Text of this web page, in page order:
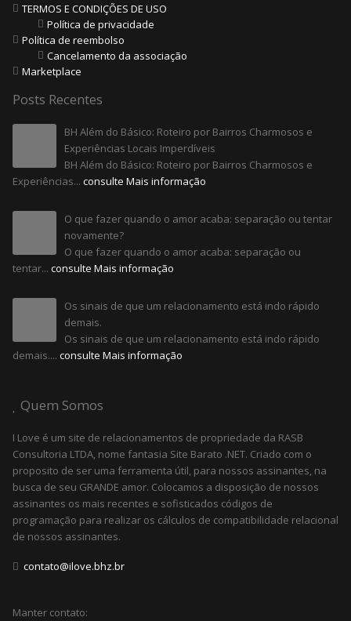
TERMOS E CONDIÇÕES DE USO
Política de privacidade
Política de reembolso
Cancelamento da associação
Marketplace
Posts Recentes
BH Além do Básico: Roteiro por Bairros Charmosos e
Experiências Locais Imperdíveis
BH Além do Básico: Roteiro por Bairros Charmosos e
Experiências... consulte Mais informação
O que fazer quando o amor acaba: separação ou tentar
novamente?
O que fazer quando o amor acaba: separação ou
tentar... consulte Mais informação
Os sinais de que um relacionamento está indo rápido
demais.
Os sinais de que um relacionamento está indo rápido
demais.... consulte Mais informação
Quem Somos
I Love é um site de relacionamentos de propriedade da RASB
Consultoria LTDA, nome fantasia Site Barato .NET. Criado com o
proposito de ser uma ferramenta útil, para nossos assinantes, na
busca de seu GRANDE amor. Colocamos a disposição de nossos
assinantes os mais recentes e sofisticados códigos de
programação para realizar os cálculos de compatibilidade relacional
de nossos assinantes.
contato@ilove.bhz.br
Manter contato: